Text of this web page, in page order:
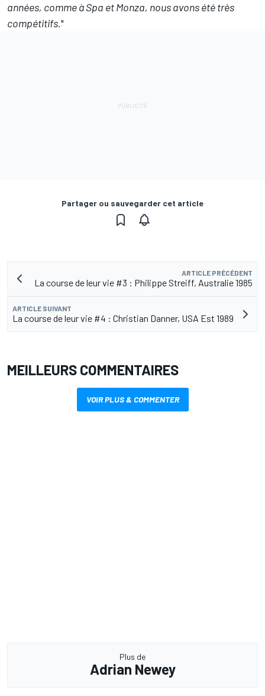
années, comme à Spa et Monza, nous avons été très
compétitifs."
Partager ou sauvegarder cet article
ARTICLE PRÉCÉDENT
La course de leur vie #3 : Philippe Streiff, Australie 1985
ARTICLE SUIVANT
La course de leur vie #4 : Christian Danner, USA Est 1989
MEILLEURS COMMENTAIRES
VOIR PLUS & COMMENTER
Plus de
Adrian Newey